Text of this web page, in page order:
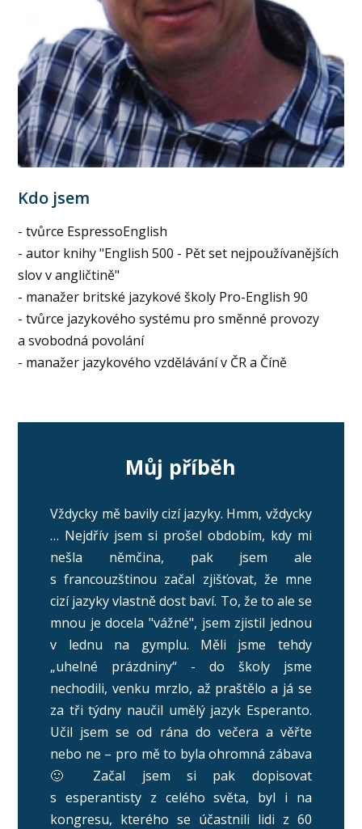
Kdo jsem
- tvůrce EspressoEnglish
- autor knihy "English 500 - Pět set nejpoužívanějších
slov v angličtině"
- manažer britské jazykové školy Pro-English 90
- tvůrce jazykového systému pro směnné provozy
a svobodná povolání
- manažer jazykového vzdělávání v ČR a Číně
Můj příběh
Vždycky mě bavily cizí jazyky. Hmm, vždycky
… Nejdřív jsem si prošel obdobím, kdy mi
nešla němčina, pak jsem ale
s francouzštinou začal zjišťovat, že mne
cizí jazyky vlastně dost baví. To, že to ale se
mnou je docela "vážné", jsem zjistil jednou
v lednu na gymplu. Měli jsme tehdy
„uhelné prázdniny“ - do školy jsme
nechodili, venku mrzlo, až praštělo a já se
za tři týdny naučil umělý jazyk Esperanto.
Učil jsem se od rána do večera a věřte
nebo ne – pro mě to byla ohromná zábava
🙂 Začal jsem si pak dopisovat
s esperantisty z celého světa, byl i na
kongresu, kterého se účastnili lidi z 60